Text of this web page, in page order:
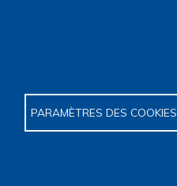
PARAMÈTRES DES COOKIES